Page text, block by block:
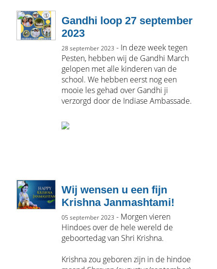
Gandhi loop 27 september
2023
28 september 2023 - In deze week tegen
Pesten, hebben wij de Gandhi March
gelopen met alle kinderen van de
school. We hebben eerst nog een
mooie les gehad over Gandhi ji
verzorgd door de Indiase Ambassade.
Wij wensen u een fijn
Krishna Janmashtami!
05 september 2023 - Morgen vieren
Hindoes over de hele wereld de
geboortedag van Shri Krishna.
Krishna zou geboren zijn in de hindoe